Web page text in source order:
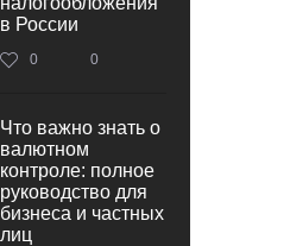
в России
0 0
Что важно знать о
валютном
контроле: полное
руководство для
бизнеса и частных
лиц